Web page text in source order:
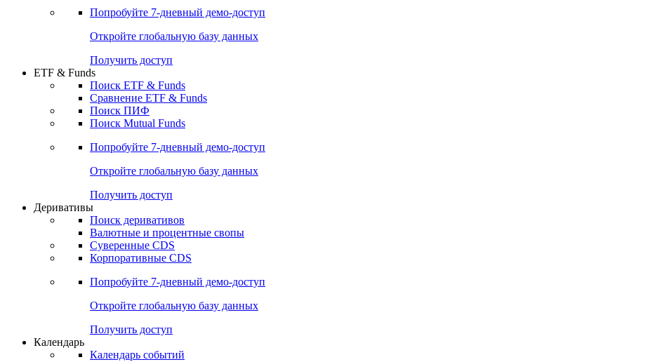
Получить доступ
Кредиты
Поиск кредитов
Попробуйте7-дневный
Откройте глобальную базу данных
Получить доступ
ETF & Funds
Поиск ETF & Funds
Сравнение ETF & Funds
Поиск ПИФ
Поиск Mutual Funds
Попробуйте7-дневный
Откройте глобальную базу данных
Получить доступ
Деривативы
Поиск деривативов
Валютные и процентные свопы
Суверенные CDS
Корпоративные CDS
Попробуйте7-дневный
Откройте глобальную базу данных